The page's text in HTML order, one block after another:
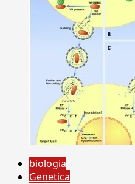
biologia
Genetica